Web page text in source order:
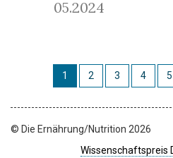
05.2024
1 2 3 4 5
© Die Ernährung/Nutrition 2026
Wissenschaftspreis